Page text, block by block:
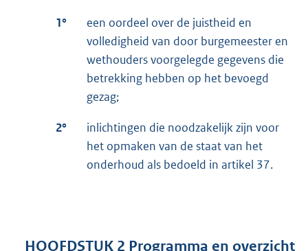
1°
een oordeel over de juistheid en
volledigheid van door burgemeester en
wethouders voorgelegde gegevens die
betrekking hebben op het bevoegd
gezag;
2°
inlichtingen die noodzakelijk zijn voor
het opmaken van de staat van het
onderhoud als bedoeld in artikel 37.
HOOFDSTUK 2 Programma en overzicht